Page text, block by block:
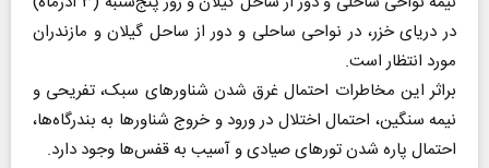
در دریای خزر، در نواحی ساحلی و دور از ساحل گیلان و مازندران
مورد انتظار است.
براثر این مخاطرات احتمال غرق شدن شناورهای سبک، تفریحی و
نیمه سنگین، احتمال اختلال در ورود و خروج شناورها به بندرگاه‌ها،
احتمال پاره شدن تورهای صیادی و آسیب به قفس‌ها وجود دارد.